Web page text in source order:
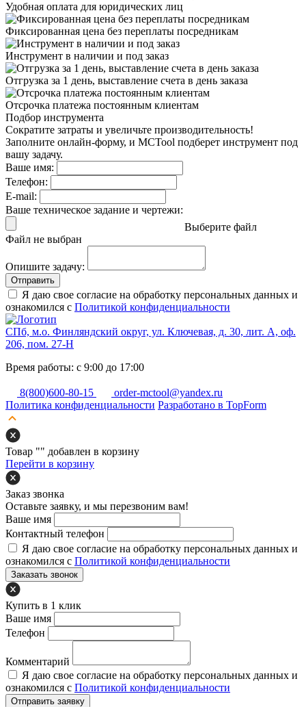
Удобная оплата для юридических лиц
Фиксированная цена без переплаты посредникам
Инструмент в наличии и под заказ
Отгрузка за 1 день, выставление счета в день заказа
Отсрочка платежа постоянным клиентам
Подбор инструмента
Сократите затраты и увеличьте производительность!
Заполните онлайн-форму, и MCTool подберет инструмент под
вашу задачу.
Ваше имя:
Телефон:
E-mail:
Ваше техническое задание и чертежи:
Выберите файл
Файл не выбран
Опишите задачу:
Отправить
Я даю свое согласие на обработку персональных данных и
ознакомился с Политикой конфиденциальности
СПб, м.о. Финляндский округ, ул. Ключевая, д. 30, лит. А, оф.
206, пом. 27-Н
Время работы: с 9:00 до 17:00
8(800)600-80-15
order-mctool@yandex.ru
Политика конфиденциальности Разработано в TopForm
Товар "" добавлен в корзину
Перейти в корзину
Заказ звонка
Оставьте заявку, и мы перезвоним вам!
Ваше имя
Контактный телефон
Я даю свое согласие на обработку персональных данных и
ознакомился с Политикой конфиденциальности
Заказать звонок
Купить в 1 клик
Ваше имя
Телефон
Комментарий
Я даю свое согласие на обработку персональных данных и
ознакомился с Политикой конфиденциальности
Отправить заявку